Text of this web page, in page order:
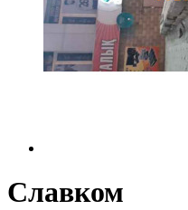
Славком